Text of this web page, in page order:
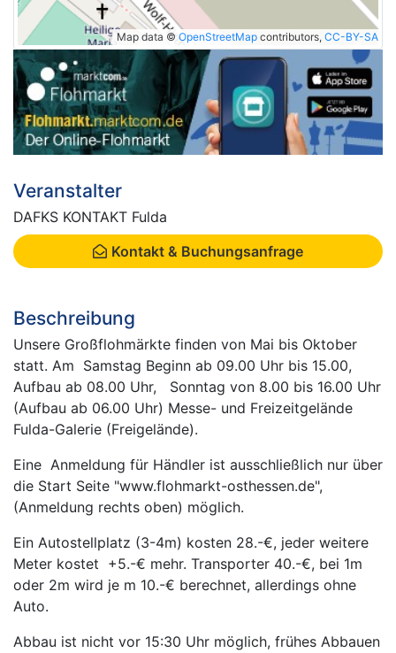
Map data © OpenStreetMap contributors, CC-BY-SA
Veranstalter
DAFKS KONTAKT Fulda
Kontakt & Buchungsanfrage
Beschreibung
Unsere Großflohmärkte finden von Mai bis Oktober
statt. Am Samstag Beginn ab 09.00 Uhr bis 15.00,
Aufbau ab 08.00 Uhr, Sonntag von 8.00 bis 16.00 Uhr
(Aufbau ab 06.00 Uhr) Messe- und Freizeitgelände
Fulda-Galerie (Freigelände).
Eine Anmeldung für Händler ist ausschließlich nur über
die Start Seite "www.flohmarkt-osthessen.de",
(Anmeldung rechts oben) möglich.
Ein Autostellplatz (3-4m) kosten 28.-€, jeder weitere
Meter kostet +5.-€ mehr. Transporter 40.-€, bei 1m
oder 2m wird je m 10.-€ berechnet, allerdings ohne
Auto.
Abbau ist nicht vor 15:30 Uhr möglich, frühes Abbauen